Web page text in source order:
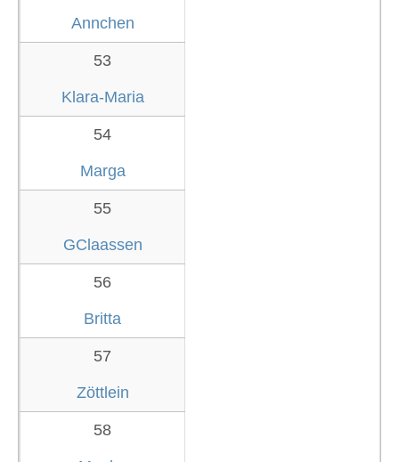
Annchen
53
Klara-Maria
54
Marga
55
GClaassen
56
Britta
57
Zöttlein
58